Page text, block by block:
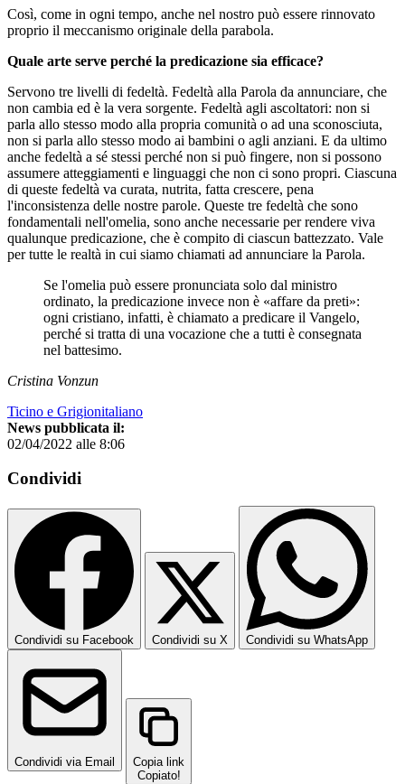
Così, come in ogni tempo, anche nel nostro può essere rinnovato
proprio il meccanismo originale della parabola.
Quale arte serve perché la predicazione sia efficace?
Servono tre livelli di fedeltà. Fedeltà alla Parola da annunciare, che
non cambia ed è la vera sorgente. Fedeltà agli ascoltatori: non si
parla allo stesso modo alla propria comunità o ad una sconosciuta,
non si parla allo stesso modo ai bambini o agli anziani. E da ultimo
anche fedeltà a sé stessi perché non si può fingere, non si possono
assumere atteggiamenti e linguaggi che non ci sono propri. Ciascuna
di queste fedeltà va curata, nutrita, fatta crescere, pena
l'inconsistenza delle nostre parole. Queste tre fedeltà che sono
fondamentali nell'omelia, sono anche necessarie per rendere viva
qualunque predicazione, che è compito di ciascun battezzato. Vale
per tutte le realtà in cui siamo chiamati ad annunciare la Parola.
Se l'omelia può essere pronunciata solo dal ministro
ordinato, la predicazione invece non è «affare da preti»:
ogni cristiano, infatti, è chiamato a predicare il Vangelo,
perché si tratta di una vocazione che a tutti è consegnata
nel battesimo.
Cristina Vonzun
Ticino e Grigionitaliano
News pubblicata il:
02/04/2022 alle 8:06
Condividi
Condividi su Facebook Condividi su X Condividi su WhatsApp
Condividi via Email
Copia link
Copiato!